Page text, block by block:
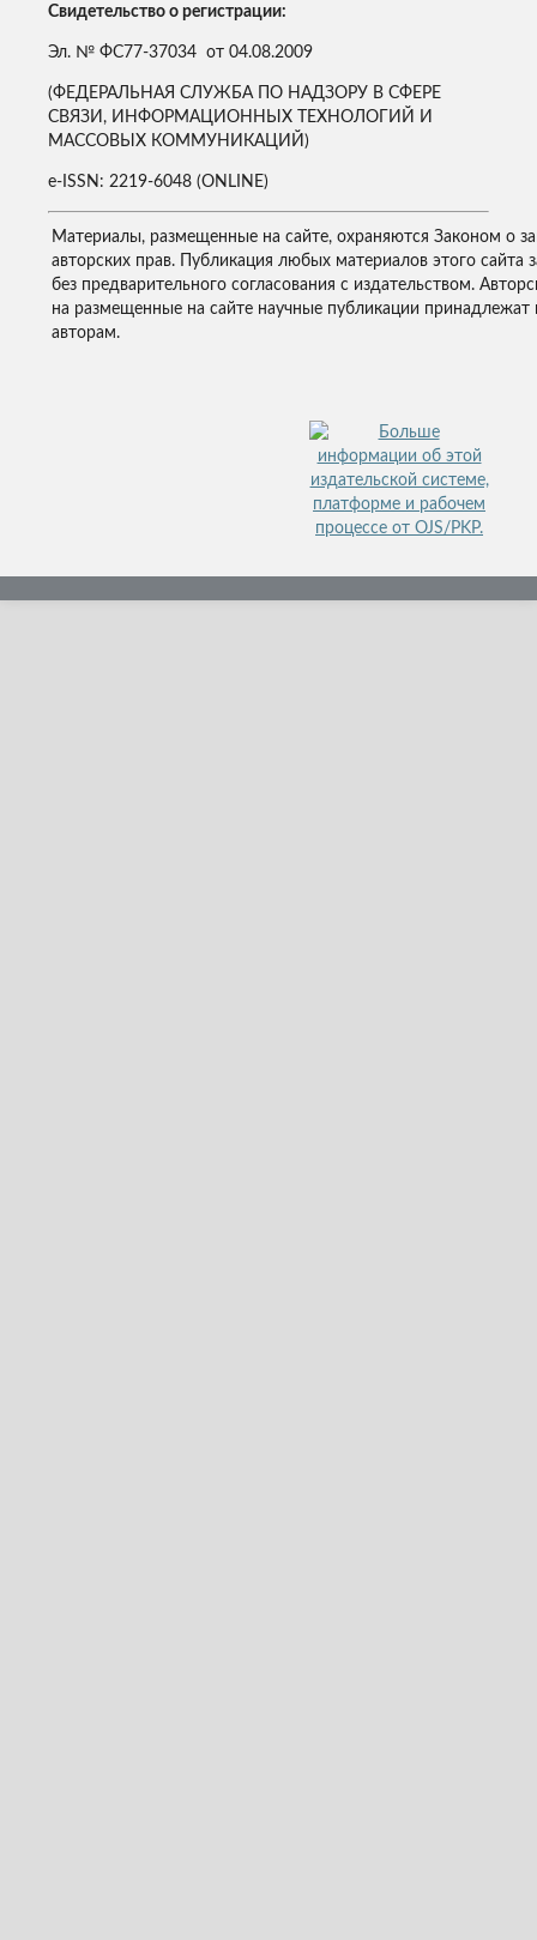
Свидетельство о регистрации:
Эл. № ФС77-37034 от 04.08.2009
(ФЕДЕРАЛЬНАЯ СЛУЖБА ПО НАДЗОРУ В СФЕРЕ
СВЯЗИ, ИНФОРМАЦИОННЫХ ТЕХНОЛОГИЙ И
МАССОВЫХ КОММУНИКАЦИЙ)
e-ISSN: 2219-6048 (ONLINE)
Материалы, размещенные на сайте, охраняются Законом о
авторских прав. Публикация любых материалов этого сайта
без предварительного согласования с издательством.
на размещенные на сайте научные публикации принадлежат
авторам.